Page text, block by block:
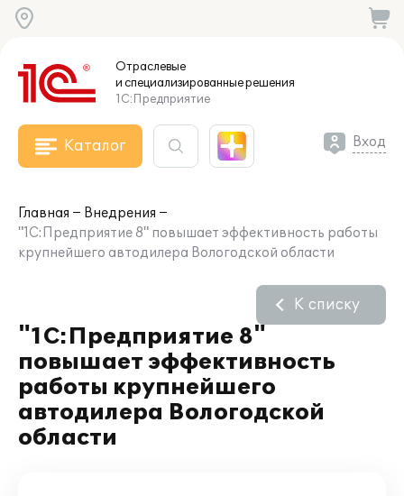
Отраслевые
и специализированныерешения
1С:Предприятие
Каталог Вход
Главная
Внедрения
"1С:Предприятие 8" повышает эффективность работы
крупнейшего автодилера Вологодской области
"1С:Предприятие 8"
повышает эффективность
работы крупнейшего
автодилера Вологодской
области
К списку